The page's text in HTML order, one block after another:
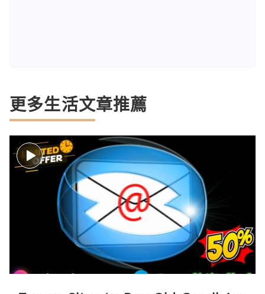
更多生活文章推薦